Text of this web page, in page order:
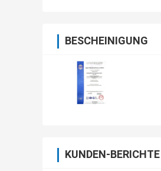
BESCHEINIGUNG
KUNDEN-BERICHTE